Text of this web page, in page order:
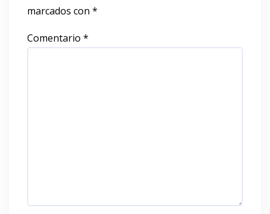
marcados con *
Comentario *